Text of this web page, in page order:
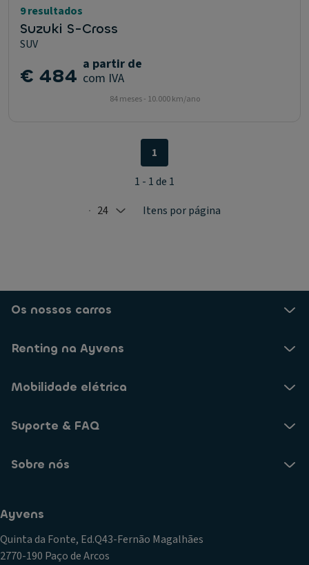
9 resultados
Suzuki S-Cross
SUV
€ 484 a partir de
com IVA
84 meses - 10.000 km/ano
Selected: 24
24 Itens por página
1
1 - 1 de 1
Os nossos carros
Renting na Ayvens
Mobilidade elétrica
Suporte & FAQ
Sobre nós
Ayvens
Quinta da Fonte, Ed.Q43-Fernão Magalhães
2770-190 Paço de Arcos